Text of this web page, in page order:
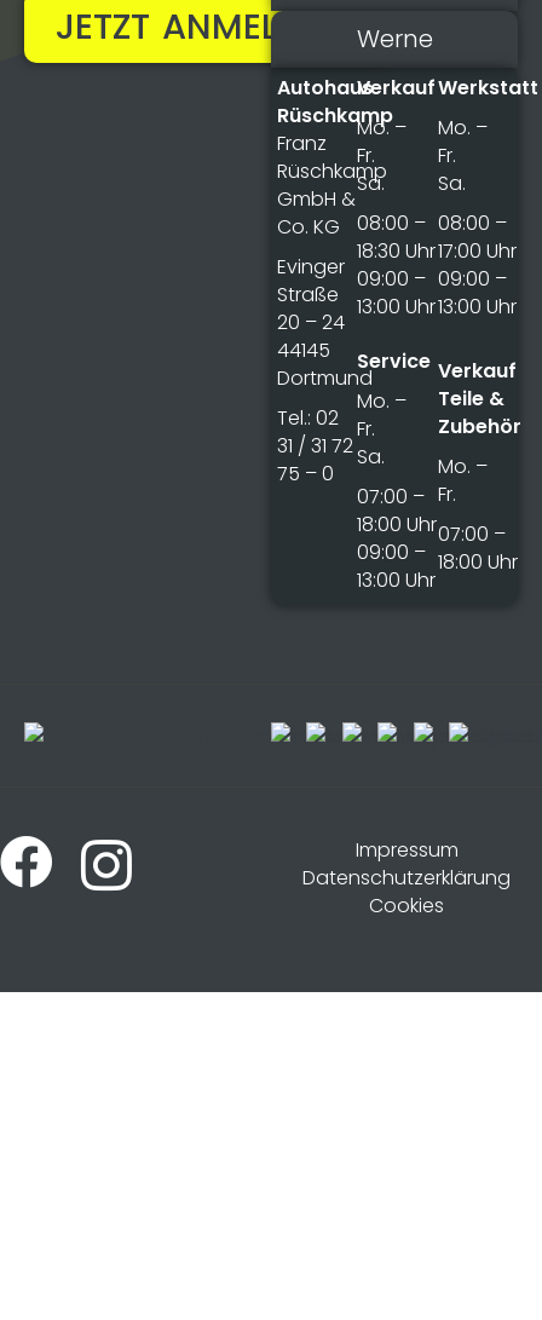
JETZT ANMELDEN!
Werne
Autohaus
Rüschkamp
Franz
Rüschkamp
GmbH &
Co. KG
Evinger
Straße
20 – 24
44145
Dortmund
Tel.: 02
31 / 31 72
75 – 0
Verkauf
Mo. –
Fr.
Sa.
08:00 –
18:30 Uhr
09:00 –
13:00 Uhr
Service
Mo. –
Fr.
Sa.
07:00 –
18:00 Uhr
09:00 –
13:00 Uhr
Werkstatt
Mo. –
Fr.
Sa.
08:00 –
17:00 Uhr
09:00 –
13:00 Uhr
Verkauf
Teile &
Zubehör
Mo. –
Fr.
07:00 –
18:00 Uhr
Impressum
Datenschutzerklärung
Cookies